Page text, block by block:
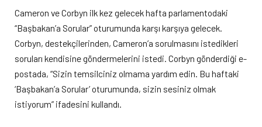
Cameron ve Corbyn ilk kez gelecek hafta parlamentodaki
“Başbakan’a Sorular” oturumunda karşı karşıya gelecek.
Corbyn, destekçilerinden, Cameron’a sorulmasını istedikleri
soruları kendisine göndermelerini istedi. Corbyn gönderdiği e-
postada, “Sizin temsilciniz olmama yardım edin. Bu haftaki
‘Başbakan’a Sorular’ oturumunda, sizin sesiniz olmak
istiyorum” ifadesini kullandı.